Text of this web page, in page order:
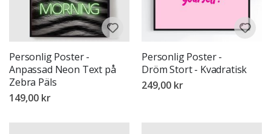
Personlig Poster -
Anpassad Neon Text på
Zebra Päls
149,00 kr
Personlig Poster -
Dröm Stort - Kvadratisk
249,00 kr